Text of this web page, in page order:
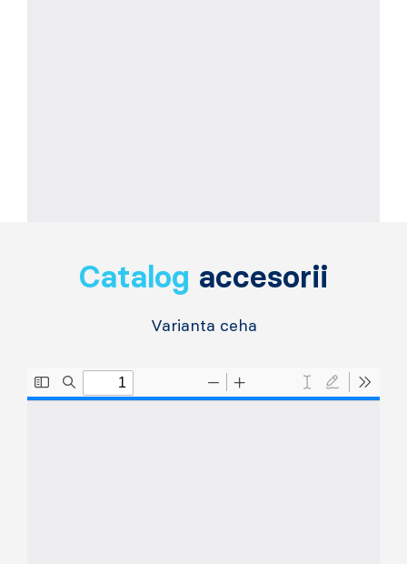
Catalog accesorii
Varianta ceha